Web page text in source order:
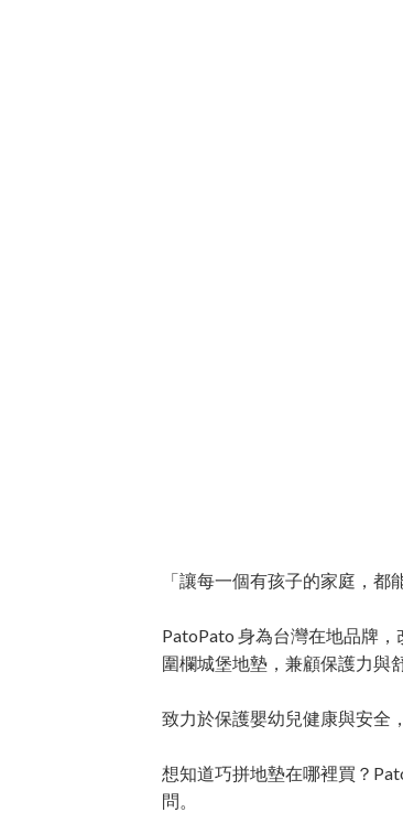
「讓每一個有孩子的家庭，都
PatoPato 身為台灣在地品牌
圍欄城堡地墊，兼顧保護力與
致力於保護嬰幼兒健康與安全
想知道巧拼地墊在哪裡買？
問。